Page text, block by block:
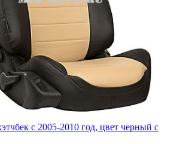
с 2005-2010 год, цвет черный с